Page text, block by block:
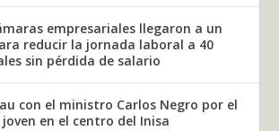
empresariales llegaron a un
reducir la jornada laboral a 40
sin pérdida de salario
con el ministro Carlos Negro por el
en el centro del Inisa